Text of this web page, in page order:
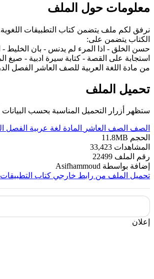
معلومات حول الملف
نرفق لكم ملف يتضمن كتاب التطبيقات
الكتاب يتضمن على:
حسن الخلق - اذا المرء لم يدنس - بان الخليط
استجابة على القصة - كتابة سيرة ادبية - صيغ
من مادة اللغة العربية للصف العاشر الفصل الدراسي
تحميل الملف
ستظهر أزرار التحميل المناسبة بحسب البيانات
الصف الصف العاشر المادة لغة عربية الفصل
الحجم 11.8MB
المشاهدات 33,423
رقم الملف 22499
إضافة بواسطة Asifhammoud
تحميل الملف من رابط خارجي كتاب التطبيقات
إعلان